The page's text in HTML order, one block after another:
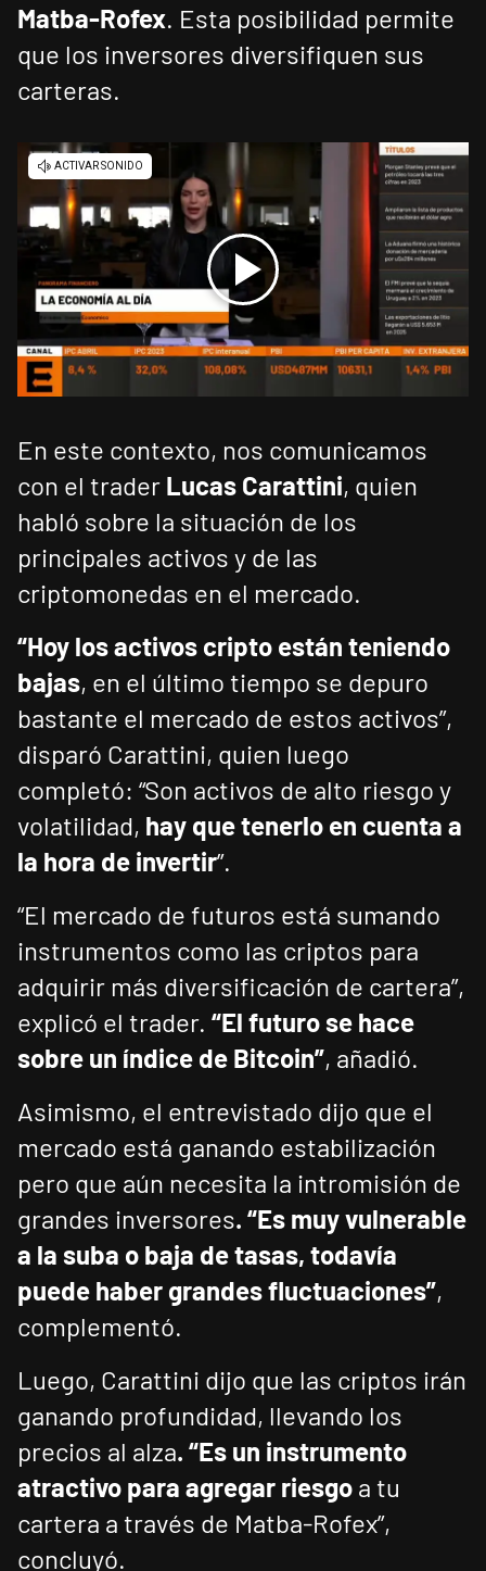
Matba-Rofex. Esta posibilidad permite
que los inversores diversifiquen sus
carteras.
En este contexto, nos comunicamos
con el trader Lucas Carattini, quien
habló sobre la situación de los
principales activos y de las
criptomonedas en el mercado.
“Hoy los activos cripto están teniendo
bajas, en el último tiempo se depuro
bastante el mercado de estos activos”,
disparó Carattini, quien luego
completó: “Son activos de alto riesgo y
volatilidad, hay que tenerlo en cuenta a
la hora de invertir”.
“El mercado de futuros está sumando
instrumentos como las criptos para
adquirir más diversificación de cartera”,
explicó el trader. “El futuro se hace
sobre un índice de Bitcoin”, añadió.
Asimismo, el entrevistado dijo que el
mercado está ganando estabilización
pero que aún necesita la intromisión de
grandes inversores. “Es muy vulnerable
a la suba o baja de tasas, todavía
puede haber grandes fluctuaciones”,
complementó.
Luego, Carattini dijo que las criptos irán
ganando profundidad, llevando los
precios al alza. “Es un instrumento
atractivo para agregar riesgo a tu
cartera a través de Matba-Rofex”,
concluyó.